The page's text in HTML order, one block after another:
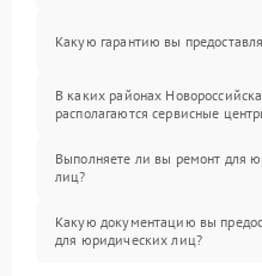
Какую гарантию вы
В каких районах Новороссийска
располагаются сервисные
Выполняете ли вы ремонт для
лиц?
Какую документацию вы
для юридических лиц?